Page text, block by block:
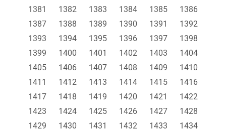
1381
1382 1383 1384 1385
1386
1387
1388 1389 1390 1391
1392
1393
1394 1395 1396 1397
1398
1399
1400 1401 1402 1403
1404
1405
1406 1407 1408 1409
1410
1411
1412 1413 1414 1415
1416
1417
1418 1419 1420 1421
1422
1423
1424 1425 1426 1427
1428
1429
1430 1431 1432 1433
1434